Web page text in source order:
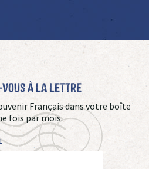
à La Lettre
Français dans votre boîte
fois par mois.